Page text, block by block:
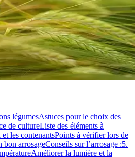
légumesAstuces pour le choix des
de cultureListe des éléments à
les contenantsPoints à vérifier lors de
bon arrosageConseils sur l’arrosage :5.
Améliorer la lumière et la